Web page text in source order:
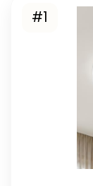
#1